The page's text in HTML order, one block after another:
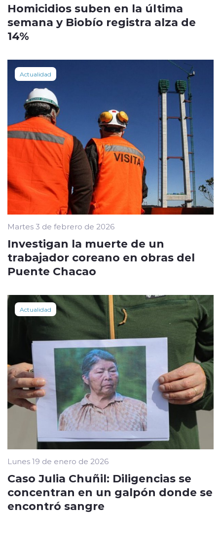
Homicidios suben en la última
semana y Biobío registra alza de
14%
Actualidad
Martes 3 de febrero de 2026
Investigan la muerte de un
trabajador coreano en obras del
Puente Chacao
Actualidad
Lunes 19 de enero de 2026
Caso Julia Chuñil: Diligencias se
concentran en un galpón donde se
encontró sangre